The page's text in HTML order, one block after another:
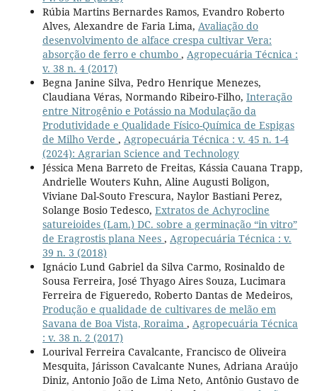
Rúbia Martins Bernardes Ramos, Evandro Roberto
Alves, Alexandre de Faria Lima, Avaliação do
desenvolvimento de alface crespa cultivar Vera:
absorção de ferro e chumbo , Agropecuária Técnica :
v. 38 n. 4 (2017)
Begna Janine Silva, Pedro Henrique Menezes,
Claudiana Véras, Normando Ribeiro-Filho, Interação
entre Nitrogênio e Potássio na Modulação da
Produtividade e Qualidade Físico-Química de Espigas
de Milho Verde , Agropecuária Técnica : v. 45 n. 1-4
(2024): Agrarian Science and Technology
Jéssica Mena Barreto de Freitas, Kássia Cauana Trapp,
Andrielle Wouters Kuhn, Aline Augusti Boligon,
Viviane Dal-Souto Frescura, Naylor Bastiani Perez,
Solange Bosio Tedesco, Extratos de Achyrocline
satureioides (Lam.) DC. sobre a germinação “in vitro”
de Eragrostis plana Nees , Agropecuária Técnica : v.
39 n. 3 (2018)
Ignácio Lund Gabriel da Silva Carmo, Rosinaldo de
Sousa Ferreira, José Thyago Aires Souza, Lucimara
Ferreira de Figueredo, Roberto Dantas de Medeiros,
Produção e qualidade de cultivares de melão em
Savana de Boa Vista, Roraima , Agropecuária Técnica
: v. 38 n. 2 (2017)
Lourival Ferreira Cavalcante, Francisco de Oliveira
Mesquita, Járisson Cavalcante Nunes, Adriana Araújo
Diniz, Antonio João de Lima Neto, Antônio Gustavo de